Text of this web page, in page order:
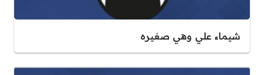
شيماء علي وهي صغيره